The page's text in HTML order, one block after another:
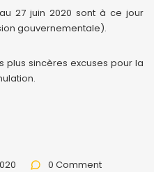
27 juin 2020 sont à ce jour
gouvernementale).
plus sincères excuses pour la
0 Comment